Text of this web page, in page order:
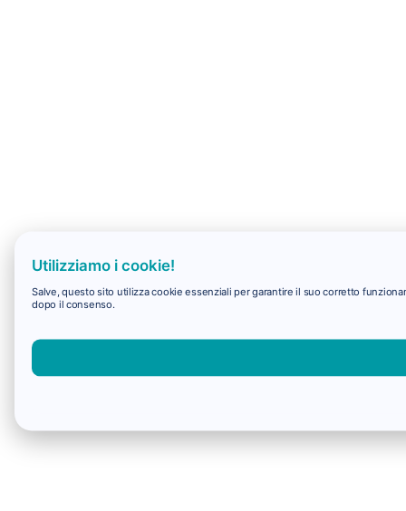
Utilizziamo i cookie!
Salve, questo sito utilizza cookie essenziali per garantire il suo corretto
dopo il consenso.